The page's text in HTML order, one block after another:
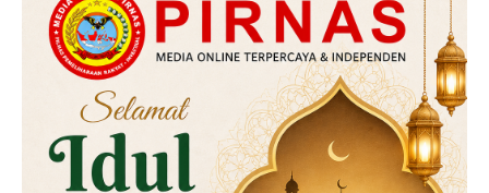
Hukum
Kriminal
Labusel